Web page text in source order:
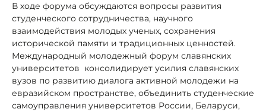
В ходе форума обсуждаются вопросы развития
студенческого сотрудничества, научного
взаимодействия молодых ученых, сохранения
исторической памяти и традиционных ценностей.
Международный молодежный форум славянских
университетов консолидирует усилия славянских
вузов по развитию диалога активной молодежи на
евразийском пространстве, объединить студенческие
самоуправления университетов России, Беларуси,